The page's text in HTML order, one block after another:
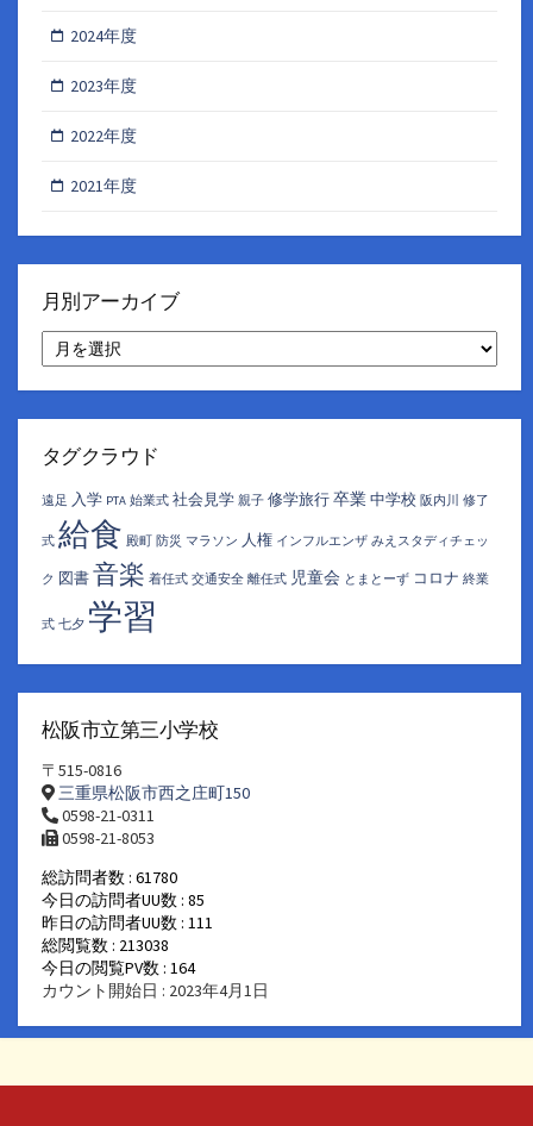
2024年度
2023年度
2022年度
2021年度
月別アーカイブ
別
ア
イ
タグクラウド
遠足 入学 PTA 始業式 社会見学 親子 修学旅行 卒業 中学校 阪内川 修了
式 給食 殿町 防災 マラソン 人権 インフルエンザ みえスタディチェッ
ク 図書 音楽 着任式 交通安全 離任式 児童会 とまとーず コロナ 終業
式 七夕 学習
松阪市立第三小学校
〒515-0816
三重県松阪市西之庄町150
0598-21-0311
0598-21-8053
総訪問者数 : 61780
今日の訪問者UU数 : 85
昨日の訪問者UU数 : 111
総閲覧数 : 213038
今日の閲覧PV数 : 164
カウント開始日 : 2023年4月1日